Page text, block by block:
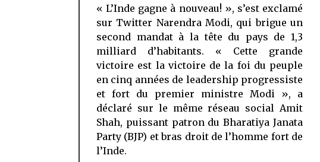
« L’Inde gagne à nouveau! », s’est exclamé
sur Twitter Narendra Modi, qui brigue un
second mandat à la tête du pays de 1,3
milliard d’habitants. « Cette grande
victoire est la victoire de la foi du peuple
en cinq années de leadership progressiste
et fort du premier ministre Modi », a
déclaré sur le même réseau social Amit
Shah, puissant patron du Bharatiya Janata
Party (BJP) et bras droit de l’homme fort de
l’Inde.